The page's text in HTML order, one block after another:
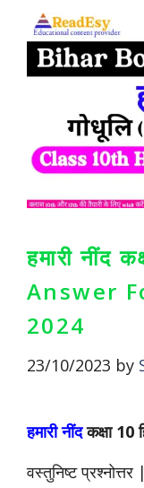
हमारी नींद
Answer
2024
23/10/2023 by
हमारी नींदकक्षा 10
वस्तुनिष्ट